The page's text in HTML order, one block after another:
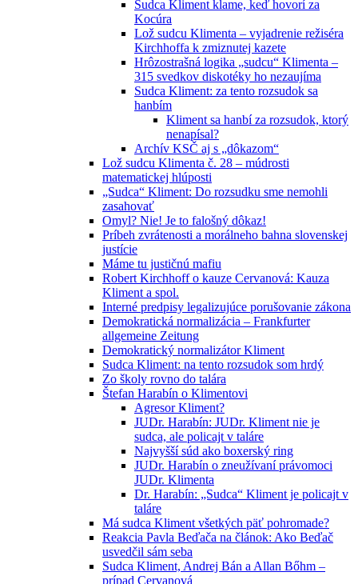
Sudca Kliment klame, keď hovorí za
Kocúra
Lož sudcu Klimenta – vyjadrenie režiséra
Kirchhoffa k zmiznutej kazete
Hrôzostrašná logika „sudcu“ Klimenta –
315 svedkov diskotéky ho nezaujíma
Sudca Kliment: za tento rozsudok sa
hanbím
Kliment sa hanbí za rozsudok, ktorý
nenapísal?
Archív KSČ aj s „dôkazom“
Lož sudcu Klimenta č. 28 – múdrosti
matematickej hlúposti
„Sudca“ Kliment: Do rozsudku sme nemohli
zasahovať
Omyl? Nie! Je to falošný dôkaz!
Príbeh zvrátenosti a morálneho bahna slovenskej
justície
Máme tu justičnú mafiu
Robert Kirchhoff o kauze Cervanová: Kauza
Kliment a spol.
Interné predpisy legalizujúce porušovanie zákona
Demokratická normalizácia – Frankfurter
allgemeine Zeitung
Demokratický normalizátor Kliment
Sudca Kliment: na tento rozsudok som hrdý
Zo školy rovno do talára
Štefan Harabín o Klimentovi
Agresor Kliment?
JUDr. Harabín: JUDr. Kliment nie je
sudca, ale policajt v taláre
Najvyšší súd ako boxerský ring
JUDr. Harabín o zneužívaní právomoci
JUDr. Klimenta
Dr. Harabín: „Sudca“ Kliment je policajt v
taláre
Má sudca Kliment všetkých päť pohromade?
Reakcia Pavla Beďača na článok: Ako Beďač
usvedčil sám seba
Sudca Kliment, Andrej Bán a Allan Bőhm –
prípad Cervanová